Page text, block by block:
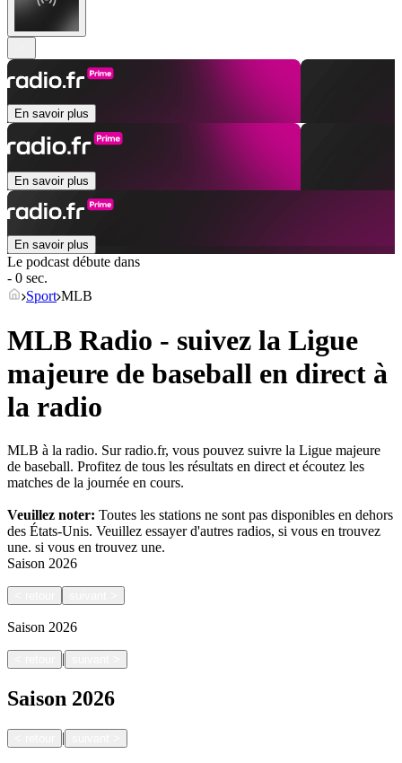
En savoir plus
En savoir plus
En savoir plus
Le podcast débute dans
- 0 sec.
Sport MLB
MLB Radio - suivez la Ligue
majeure de baseball en direct à
la radio
MLB à la radio. Sur radio.fr, vous pouvez suivre la Ligue majeure
de baseball. Profitez de tous les résultats en direct et écoutez les
matches de la journée en cours.
Veuillez noter: Toutes les stations ne sont pas disponibles en dehors
des États-Unis. Veuillez essayer d'autres radios, si vous en trouvez
une. si vous en trouvez une.
Saison 2026
Saison 2026
|
Saison 2026
|